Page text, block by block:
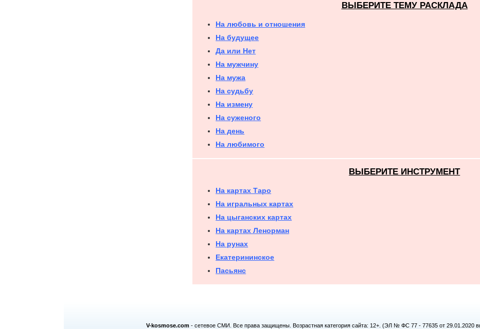
ВЫБЕРИТЕ ТЕМУ РАСКЛАДА
На любовь и отношения
На будущее
Да или Нет
На мужчину
На мужа
На судьбу
На измену
На суженого
На день
На любимого
ВЫБЕРИТЕ ИНСТРУМЕНТ
На картах Таро
На игральных картах
На цыганских картах
На картах Ленорман
На рунах
Екатерининское
Пасьянс
V-kosmose.com - сетевое СМИ. Все права защищены. Возрастная категория сайта: 12+. (ЭЛ № ФС 77 - 77635 от 29.01.2020